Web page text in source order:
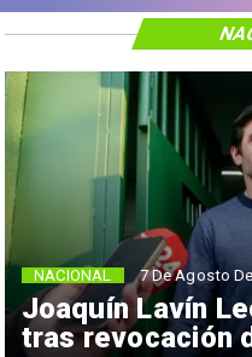
Joaquín Lavín
tras revocación
NACIONAL 7 De Agosto